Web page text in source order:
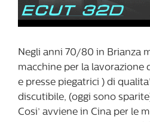
Negli anni 70/80 in Brianza
macchine per la lavorazione
e presse piegatrici ) di
discutibile, (oggi sono
Cosi’ avviene in Cina per le